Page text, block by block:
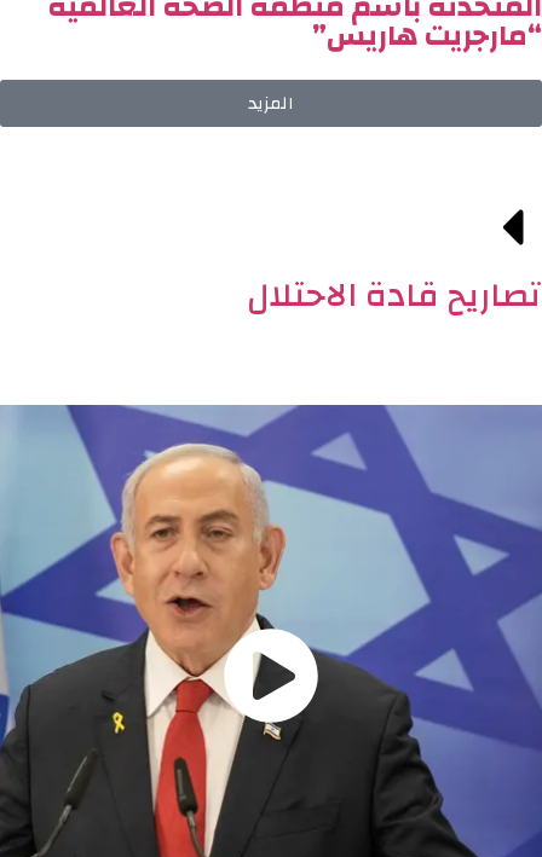
“مارجريت هاريس”
المزيد
تصاريح قادة الاحتلال